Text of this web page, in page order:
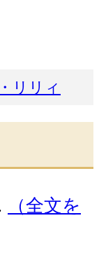
リリィ
（全文を